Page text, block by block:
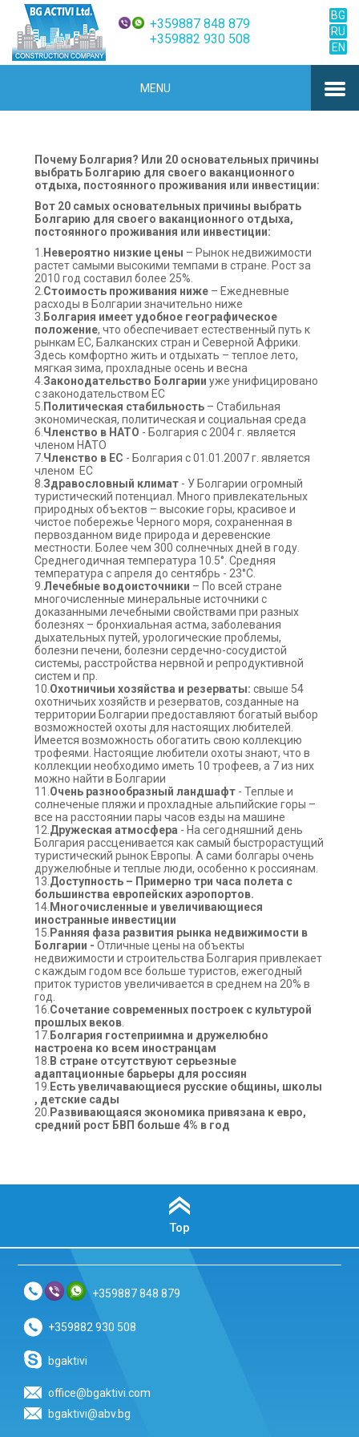
BG
RU
EN
+359887 848 879
+359882 930 508
MENU
Почему Болгария? Или 20 основательных причины
выбрать Болгарию для своего ваканционного
отдыха, постоянного проживания или инвестиции:
Вот 20 самых основательных причины выбрать
Болгарию для своего ваканционного отдыха,
постоянного проживания или инвестиции:
1.
Невероятно низкие цены – Рынок недвижимости
растет самыми высокими темпами в стране. Рост за
2010 год составил более 25%.
2. Стоимость проживания ниже– Ежедневные
расходы в Болгарии значительно ниже
3. Болгария имеет удобное географическое
положение, что обеспечивает естественный путь к
рынкам ЕС, Балканских стран и Северной Африки.
Здесь комфортно жить и отдыхать – теплое лето,
мягкая зима, прохладные осень и весна
4. Законодательство Болгарии уже унифицировано
с законодательством ЕС
5. Политическая стабильность– Стабильная
экономическая, политическая и социальная среда
6. Членство в НАТО - Болгария с 2004 г. является
членом НАТО
7. Членство в ЕС - Болгария с 01.01.2007 г. является
членом ЕС
8. Здравословный климат- У Болгарии огромный
туристический потенциал. Много привлекательных
природных объектов – высокие горы, красивое и
чистое побережье Черного моря, сохраненная в
первозданном виде природа и деревенские
местности. Более чем 300 солнечных дней в году.
Среднегодичная температура 10.5°. Средняя
температура с апреля до сентябрь - 23°C.
9. Лечебные водоисточники – По всей стране
многочисленные минеральные источники с
доказанными лечебными свойствами при разных
болезнях – бронхиальная астма, заболевания
дыхательных путей, урологические проблемы,
болезни печени, болезни сердечно-сосудистой
системы, расстройства нервной и репродуктивной
систем и пр.
10. Охотничиьи хозяйства и резерваты: свыше 54
охотничьих хозяйств и резерватов, созданные на
территории Болгарии предоставляют богатый выбор
возможностей охоты для настоящих любителей.
Имеется возможность обогатить свою коллекцию
трофеями. Настоящие любители охоты знают, что в
коллекции необходимо иметь 10 трофеев, а 7 из них
можно найти в Болгарии
11. Очень разнообразный ландшафт- Теплые и
солнеченые пляжи и прохладные альпийские горы –
все на расстоянии пары часов езды на машине
12. Дружеская атмосфера - На сегодняшний день
Болгария рассценивается как самый быстрорастущий
туристический рынок Европы. А сами болгары очень
дружелюбные и теплые люди, особенно к россиянам.
13. Доступность – Примерно три часа полета с
большинства европейских аэропортов.
14. Многочисленные и увеличивающиеся
иностранные инвестиции
15. Ранняя фаза развития рынка недвижимости в
Болгарии - Отличные цены на объекты
недвижимости и строительства Болгария привлекает
с каждым годом все больше туристов, ежегодный
приток туристов увеличивается в среднем на 20% в
год.
16. Сочетание современных построек с культурой
прошлых веков.
17. Болгария гостеприимна и дружелюбно
настроена ко всем иностранцам
18. В стране отсутствуют серьезные
адаптационные барьеры для россиян
19. Есть увеличавающиеся русские общины, школы
, детские сады
20. Развивающаяся экономика привязана к евро,
средний рост БВП больше 4% в год
Top
+359887 848 879
+359882 930 508
bgaktivi
office@bgaktivi.com
bgaktivi@abv.bg